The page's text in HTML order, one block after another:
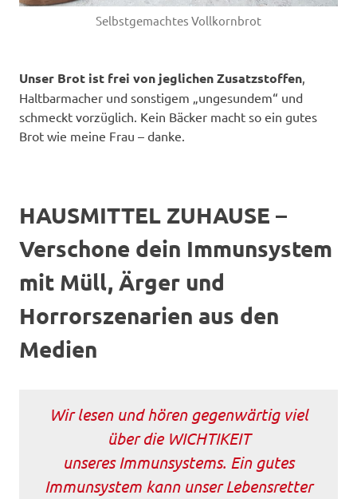
Selbstgemachtes Vollkornbrot
Unser Brot ist frei von jeglichen Zusatzstoffen,
Haltbarmacher und sonstigem „ungesundem“ und
schmeckt vorzüglich. Kein Bäcker macht so ein gutes
Brot wie meine Frau – danke.
HAUSMITTEL ZUHAUSE –
Verschone dein Immunsystem
mit Müll, Ärger und
Horrorszenarien aus den
Medien
Wir lesen und hören gegenwärtig viel
über die WICHTIKEIT
unseres Immunsystems. Ein gutes
Immunsystem kann unser Lebensretter